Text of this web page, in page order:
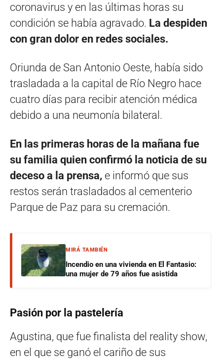
coronavirus y en las últimas horas su
condición se había agravado. La despiden
con gran dolor en redes sociales.
Oriunda de San Antonio Oeste, había sido
trasladada a la capital de Río Negro hace
cuatro días para recibir atención médica
debido a una neumonía bilateral.
En las primeras horas de la mañana fue
su familia quien confirmó la noticia de su
deceso a la prensa, e informó que sus
restos serán trasladados al cementerio
Parque de Paz para su cremación.
MIRÁ TAMBIÉN
Incendio en una vivienda en El Fantasio:
una mujer de 79 años fue asistida
Pasión por la pastelería
Agustina, que fue finalista del reality show,
en el que se ganó el cariño de sus